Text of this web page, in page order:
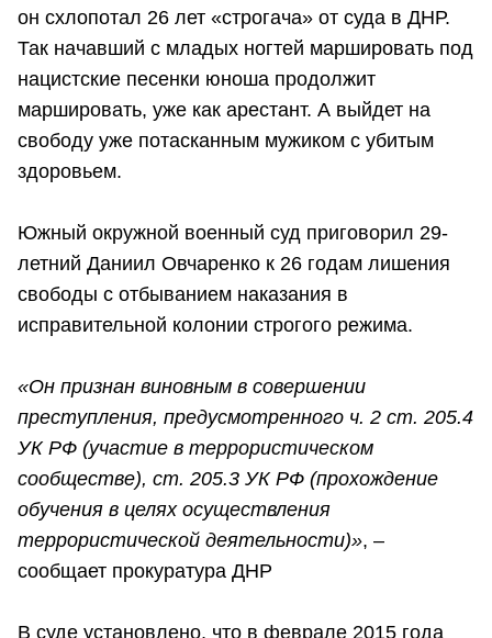
он схлопотал 26 лет «строгача» от суда в ДНР.
Так начавший с младых ногтей маршировать под
нацистские песенки юноша продолжит
маршировать, уже как арестант. А выйдет на
свободу уже потасканным мужиком с убитым
здоровьем.
Южный окружной военный суд приговорил 29-
летний Даниил Овчаренко к 26 годам лишения
свободы с отбыванием наказания в
исправительной колонии строгого режима.
«Он признан виновным в совершении
преступления, предусмотренного ч. 2 ст. 205.4
УК РФ (участие в террористическом
сообществе), ст. 205.3 УК РФ (прохождение
обучения в целях осуществления
террористической деятельности)», –
сообщает прокуратура ДНР
В суде установлено, что в феврале 2015 года